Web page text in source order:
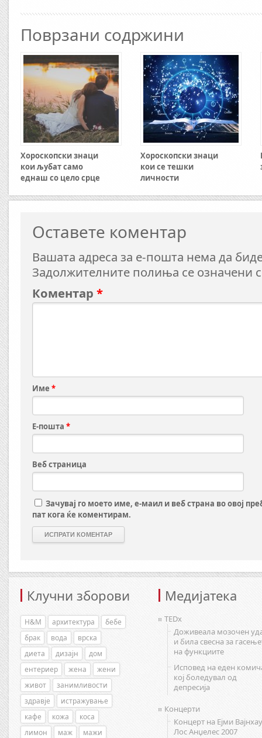
Поврзани содржини
Хороскопски знаци
кои љубат само
еднаш со цело срце
Хороскопски знаци
кои се тешки
личности
Оставете коментар
Вашата адреса за е-пошта нема да
Задолжителните полиња се означени
Коментар *
Име *
Е-пошта *
Веб страница
Зачувај го моето име, е-маил и веб страна во овој
пат кога ќе коментирам.
Клучни зборови
H&M архитектура
бебе
брак
вода
врска
диета
дизајн
дом
ентериер
жена
жени
живот
занимливости
здравје
истражување
кафе
кожа
коса
лимон
маж
мажи
Медијатека
TEDx
Доживеала мозочен
и била свесна за
на функциите
Исповед на еден
кој боледувал од
депресија
Концерти
Концерт на Ејми
Лос Анџелес 2007